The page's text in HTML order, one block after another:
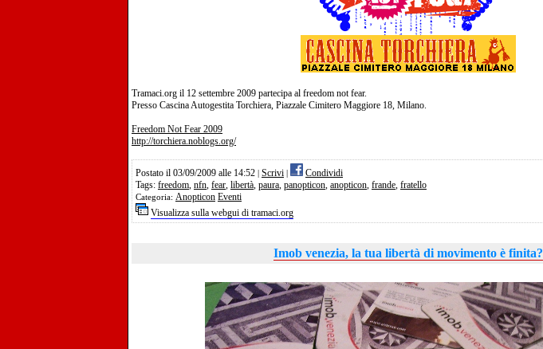
Tramaci.org il 12 settembre 2009 partecipa al freedom not fear.
Presso Cascina Autogestita Torchiera, Piazzale Cimitero Maggiore 18, Milano.
Freedom Not Fear 2009
http://torchiera.noblogs.org/
Postato il 03/09/2009 alle 14:52 Scrivi
Condividi
Tags: freedom, nfn, fear, libertà, paura, panopticon, anopticon, frande, fratello
Categoria: Anopticon Eventi
Visualizza sulla webgui di tramaci.org
Imob venezia, la tua libertà di movimento è finita?